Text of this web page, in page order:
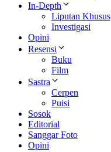
In-Depth
Liputan Khusus
Investigasi
Opini
Resensi
Buku
Film
Sastra
Cerpen
Puisi
Sosok
Editorial
Sanggar Foto
Opini